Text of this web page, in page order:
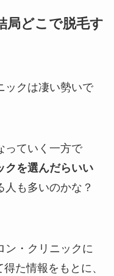
局どこで脱毛す
ックは凄い勢いで
っていく一方で
クを選んだらいい
人も多いのかな？
ン・クリニックに
た情報をもとに、